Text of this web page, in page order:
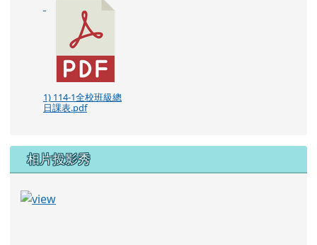
1) 114-1全校班級總
日課表.pdf
相片投影秀